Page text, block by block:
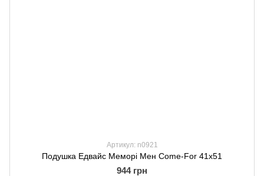
Артикул: n0921
Подушка Едвайс Меморі Мен Come-For 41х51
944 грн